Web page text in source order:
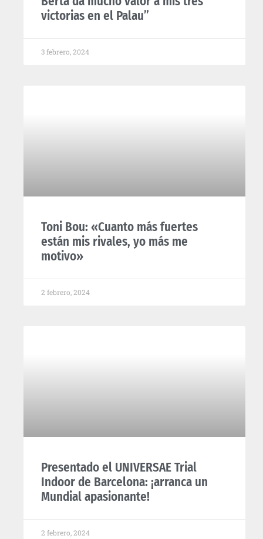
victorias en el Palau”
3 febrero, 2024
Toni Bou: «Cuanto más fuertes
están mis rivales, yo más me
motivo»
2 febrero, 2024
Presentado el UNIVERSAE Trial
Indoor de Barcelona: ¡arranca un
Mundial apasionante!
2 febrero, 2024